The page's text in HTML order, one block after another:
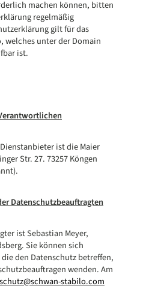
machen können, bitten
regelmäßig
gilt für das
welches unter der Domain
ist.
ist die Maier
Str. 27. 73257 Köngen
Datenschutzbeauftragten
ist Sebastian Meyer,
Sie können sich
den Datenschutz betreffen,
wenden. Am
stabilo.com